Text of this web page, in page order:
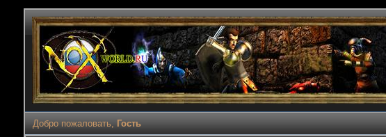
Добро пожаловать, Гость